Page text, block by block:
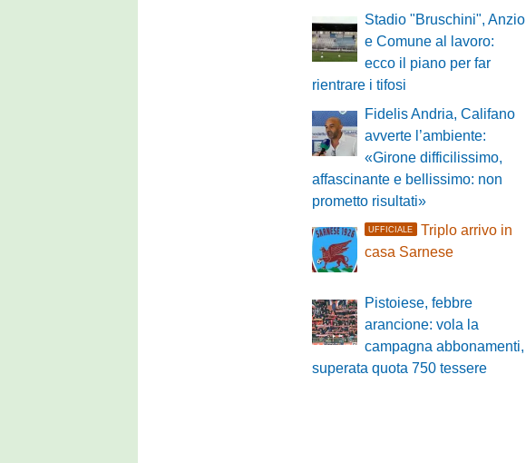
Stadio "Bruschini", Anzio
e Comune al lavoro:
ecco il piano per far
rientrare i tifosi
Fidelis Andria, Califano
avverte l’ambiente:
«Girone difficilissimo,
affascinante e bellissimo: non
prometto risultati»
UFFICIALE
Triplo arrivo in
casa Sarnese
Pistoiese, febbre
arancione: vola la
campagna abbonamenti,
superata quota 750 tessere